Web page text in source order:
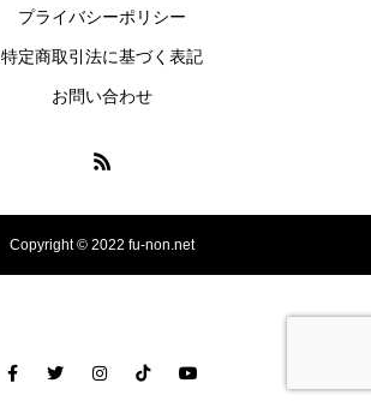
プライバシーポリシー
特定商取引法に基づく表記
お問い合わせ
Copyright © 2022 fu-non.net
登録＆ダウンロード